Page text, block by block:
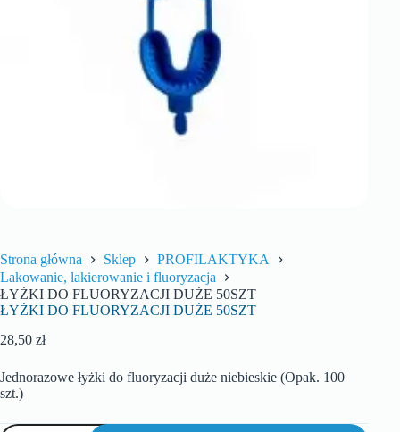
Strona główna Sklep
PROFILAKTYKA
Lakowanie, lakierowanie i fluoryzacja
ŁYŻKI DO FLUORYZACJI DUŻE 50SZT
ŁYŻKI DO FLUORYZACJI DUŻE 50SZT
28,50 zł
Jednorazowe łyżki do fluoryzacji duże niebieskie (Opak. 100
szt.)